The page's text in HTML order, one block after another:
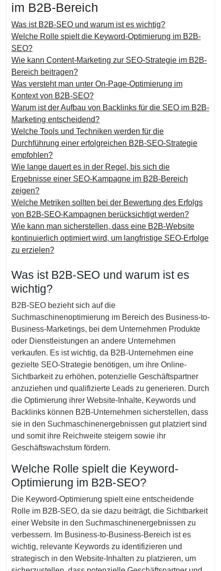
im B2B-Bereich
Was ist B2B-SEO und warum ist es wichtig?
Welche Rolle spielt die Keyword-Optimierung im B2B-
SEO?
Wie kann Content-Marketing zur SEO-Strategie im B2B-
Bereich beitragen?
Was versteht man unter On-Page-Optimierung im
Kontext von B2B-SEO?
Warum ist der Aufbau von Backlinks für die SEO im B2B-
Marketing entscheidend?
Welche Tools und Techniken werden für die
Durchführung einer erfolgreichen B2B-SEO-Strategie
empfohlen?
Wie lange dauert es in der Regel, bis sich die
Ergebnisse einer SEO-Kampagne im B2B-Bereich
zeigen?
Welche Metriken sollten bei der Bewertung des Erfolgs
von B2B-SEO-Kampagnen berücksichtigt werden?
Wie kann man sicherstellen, dass eine B2B-Website
kontinuierlich optimiert wird, um langfristige SEO-Erfolge
zu erzielen?
Was ist B2B-SEO und warum ist es
wichtig?
B2B-SEO bezieht sich auf die
Suchmaschinenoptimierung im Bereich des Business-to-
Business-Marketings, bei dem Unternehmen Produkte
oder Dienstleistungen an andere Unternehmen
verkaufen. Es ist wichtig, da B2B-Unternehmen eine
gezielte SEO-Strategie benötigen, um ihre Online-
Sichtbarkeit zu erhöhen, potenzielle Geschäftspartner
anzuziehen und qualifizierte Leads zu generieren. Durch
die Optimierung ihrer Website-Inhalte, Keywords und
Backlinks können B2B-Unternehmen sicherstellen, dass
sie in den Suchmaschinenergebnissen gut platziert sind
und somit ihre Reichweite steigern sowie ihr
Geschäftswachstum fördern.
Welche Rolle spielt die Keyword-
Optimierung im B2B-SEO?
Die Keyword-Optimierung spielt eine entscheidende
Rolle im B2B-SEO, da sie dazu beiträgt, die Sichtbarkeit
einer Website in den Suchmaschinenergebnissen zu
verbessern. Im Business-to-Business-Bereich ist es
wichtig, relevante Keywords zu identifizieren und
strategisch in den Website-Inhalten zu platzieren, um